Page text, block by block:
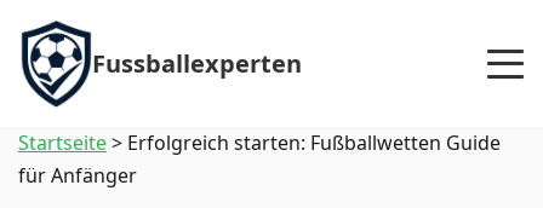
Fussballexperten
Startseite> Erfolgreich starten: Fußballwetten Guide
für Anfänger